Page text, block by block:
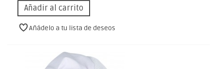
Añadir al carrito
Añádelo a tu lista de deseos